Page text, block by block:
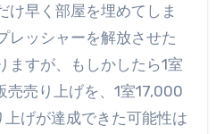
け早く部屋を埋めてしま
レッシャーを解放させた
ますが、もしかしたら1室
売り上げを、1室17,000
げが達成できた可能性は